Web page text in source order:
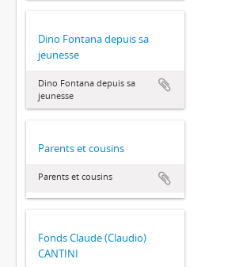
Dino Fontana depuis sa
jeunesse
Dino Fontana depuis sa
jeunesse
Parents et cousins
Parents et cousins
Fonds Claude (Claudio)
CANTINI